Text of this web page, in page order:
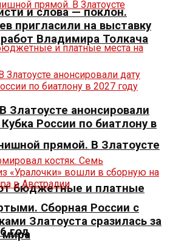
прямой. В Златоусте
бюджетные и платные
год
и слова — поклон.
пригласили на выставку
Владимира Толкача
Златоусте анонсировали
России по биатлону в
Сборная России с
Златоуста сразилась за
мира